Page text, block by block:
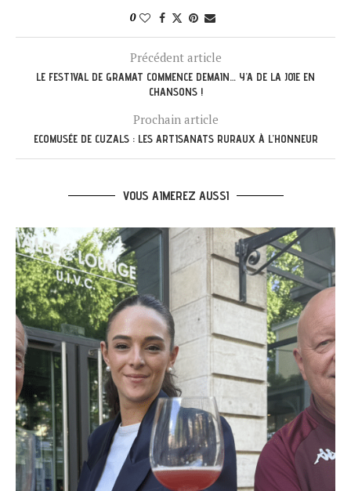
0
Précédent article
LE FESTIVAL DE GRAMAT COMMENCE DEMAIN… Y’A DE LA JOIE EN
CHANSONS !
Prochain article
ECOMUSÉE DE CUZALS : LES ARTISANATS RURAUX À L’HONNEUR
VOUS AIMEREZ AUSSI